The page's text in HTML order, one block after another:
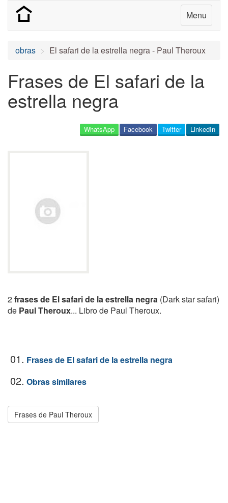
Menu
obras El safari de la estrella negra - Paul Theroux
Frases de El safari de la
estrella negra
LinkedIn
Twitter
Facebook
WhatsApp
2frases de El safari de la estrella negra (Dark star safari)
de Paul Theroux... Libro de Paul Theroux.
01. Frases de El safari de la estrella negra
02. Obras similares
Frases de Paul Theroux